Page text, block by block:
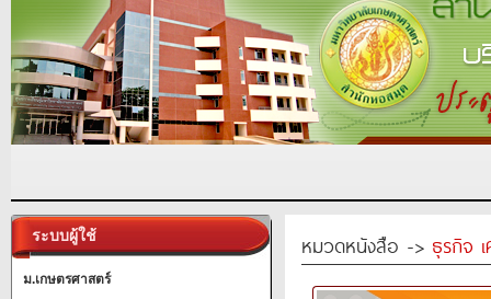
ระบบผู้ใช้
ม.เกษตรศาสตร์
หมวดหนังสือ -> ธุรกิจ